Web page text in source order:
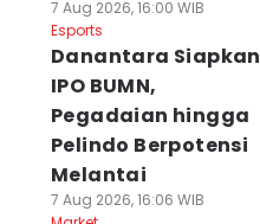
7 Aug 2026, 16:00 WIB
Esports
Danantara Siapkan
IPO BUMN,
Pegadaian hingga
Pelindo Berpotensi
Melantai
7 Aug 2026, 16:06 WIB